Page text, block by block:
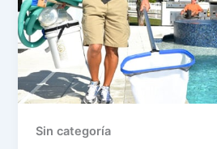
Sin categoría